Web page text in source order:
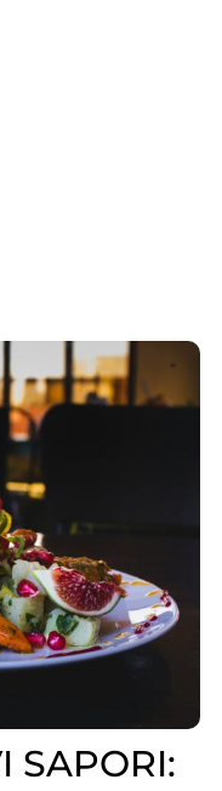
SAPORI: